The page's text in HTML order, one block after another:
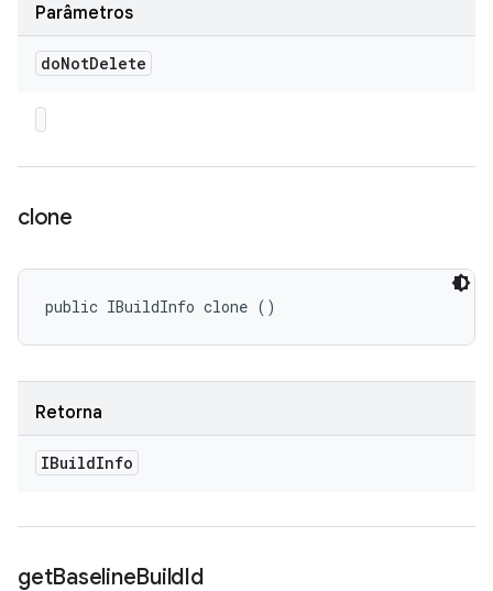
Parâmetros
doNotDelete
clone
public IBuildInfo clone ()
Retorna
IBuildInfo
getBaselineBuildId